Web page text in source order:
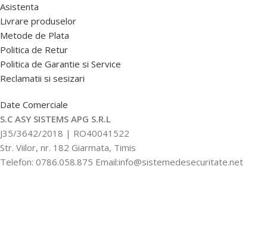
Asistenta
Livrare produselor
Metode de Plata
Politica de Retur
Politica de Garantie si Service
Reclamatii si sesizari
Date Comerciale
S.C ASY SISTEMS APG S.R.L
J35/3642/2018 | RO40041522
Str. Viilor, nr. 182 Giarmata, Timis
Telefon: 0786.058.875 Email:info@sistemedesecuritate.net